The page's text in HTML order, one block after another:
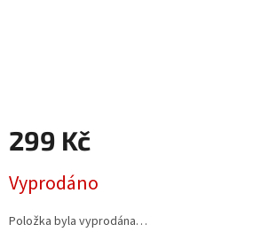
299 Kč
cena:
Vyprodáno
Položka byla vyprodána…